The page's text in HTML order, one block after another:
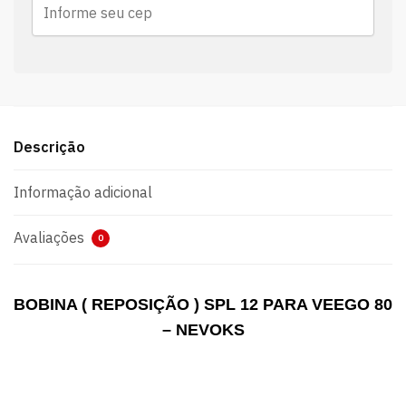
Descrição
Informação adicional
Avaliações 0
BOBINA ( REPOSIÇÃO ) SPL 12 PARA VEEGO 80
– NEVOKS